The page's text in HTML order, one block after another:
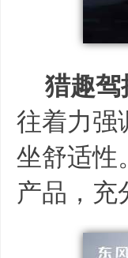
猎趣
往着力强
坐舒适性
产品，